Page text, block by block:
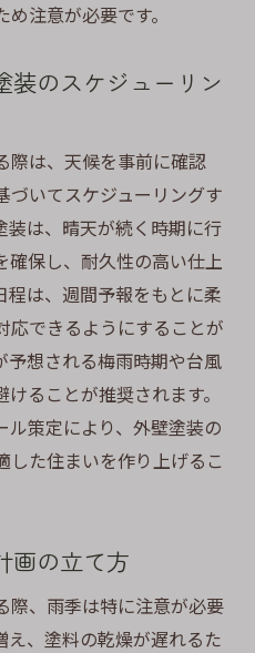
注意が必要です。
装のスケジューリン
際は、天候を事前に確認
づいてスケジューリングす
装は、晴天が続く時期に行
確保し、耐久性の高い仕上
は、週間予報をもとに柔
応できるようにすることが
予想される梅雨時期や台風
ることが推奨されます。
ル策定により、外壁塗装の
した住まいを作り上げるこ
画の立て方
際、雨季は特に注意が必要
え、塗料の乾燥が遅れるた